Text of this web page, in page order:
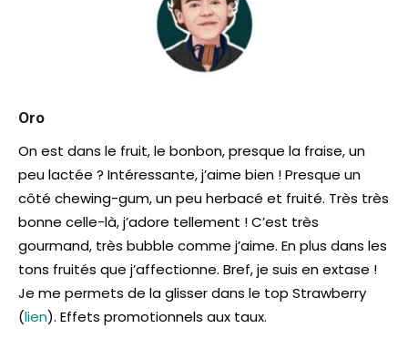
Oro
On est dans le fruit, le bonbon, presque la fraise, un
peu lactée ? Intéressante, j’aime bien ! Presque un
côté chewing-gum, un peu herbacé et fruité. Très très
bonne celle-là, j’adore tellement ! C’est très
gourmand, très bubble comme j’aime. En plus dans les
tons fruités que j’affectionne. Bref, je suis en extase !
Je me permets de la glisser dans le top Strawberry
(lien). Effets promotionnels aux taux.